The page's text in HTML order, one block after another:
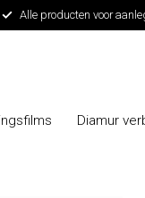
Alle producten voor
Diamur